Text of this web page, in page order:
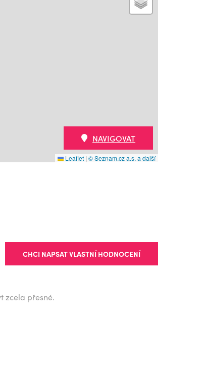
Leaflet | © Seznam.cz a.s. a další
NAVIGOVAT
CHCI NAPSAT VLASTNÍ HODNOCENÍ
zcela přesné.